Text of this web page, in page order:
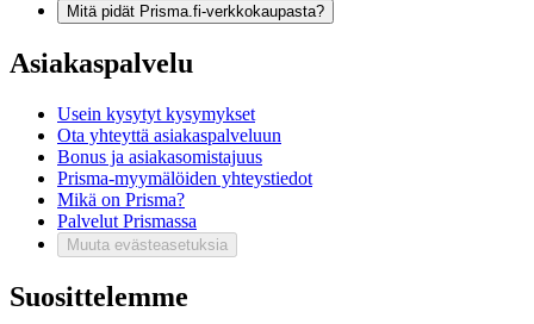
Mitä pidät Prisma.fi-verkkokaupasta?
Asiakaspalvelu
Usein kysytyt kysymykset
Ota yhteyttä asiakaspalveluun
Bonus ja asiakasomistajuus
Prisma-myymälöiden yhteystiedot
Mikä on Prisma?
Palvelut Prismassa
Muuta evästeasetuksia
Suosittelemme